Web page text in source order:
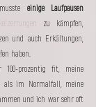
einige Laufpausen
und auch Erkältungen,
haben.
prozentig fit, meine
als im Normalfall, meine
und ich war sehr oft